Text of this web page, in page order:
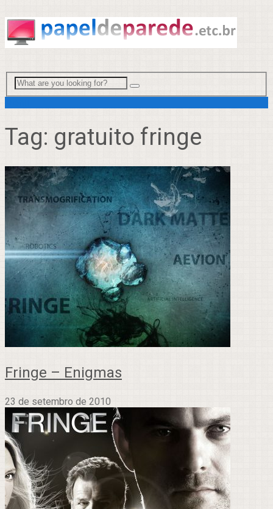
Tag: gratuito fringe
Fringe – Enigmas
23 de setembro de 2010